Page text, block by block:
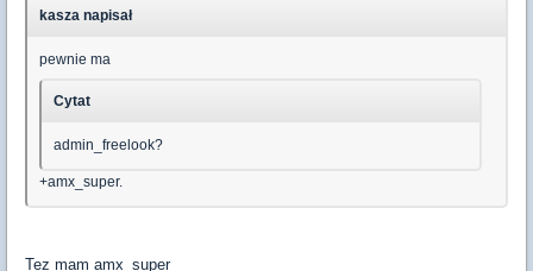
kasza napisał
pewnie ma
Cytat
admin_freelook?
+amx_super.
Tez mam amx_super